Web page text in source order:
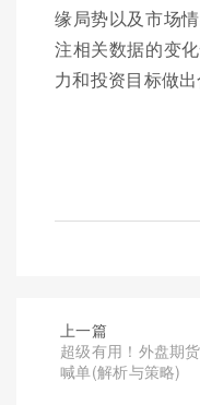
缘局势以及市场
注相关数据的变
力和投资目标做出
上一篇
超级有用！外盘期
喊单(解析与策略)